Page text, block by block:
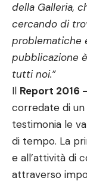
della Galleria,
cercando di
problematiche
pubblicazione
tutti noi.”
Il Report 2016
corredate di
testimonia le
di tempo. La
e all’attività di
attraverso